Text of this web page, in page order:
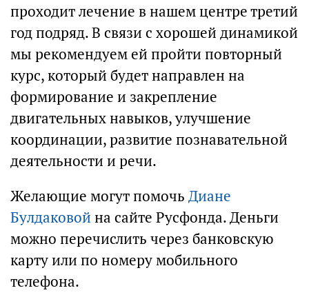
проходит лечение в нашем центре третий
год подряд. В связи с хорошей динамикой
мы рекомендуем ей пройти повторный
курс, который будет направлен на
формирование и закрепление
двигательных навыков, улучшение
координации, развитие познавательной
деятельности и речи.
Желающие могут помочь Диане
Булдаковой на сайте Русфонда. Деньги
можно перечислить через банковскую
карту или по номеру мобильного
телефона.